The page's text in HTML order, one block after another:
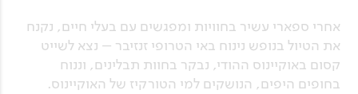
אחרי ספארי עשיר בחוויות ומפגשים עם בעלי חיים, נקנח
את הטיול בנופש נינוח באי הטרופי זנזיבר – נצא לשייט
קסום באוקיינוס ההודי, נבקר בחוות תבלינים, וננוח
בחופים היפים, הנושקים למי הטורקיז של האוקיינוס.